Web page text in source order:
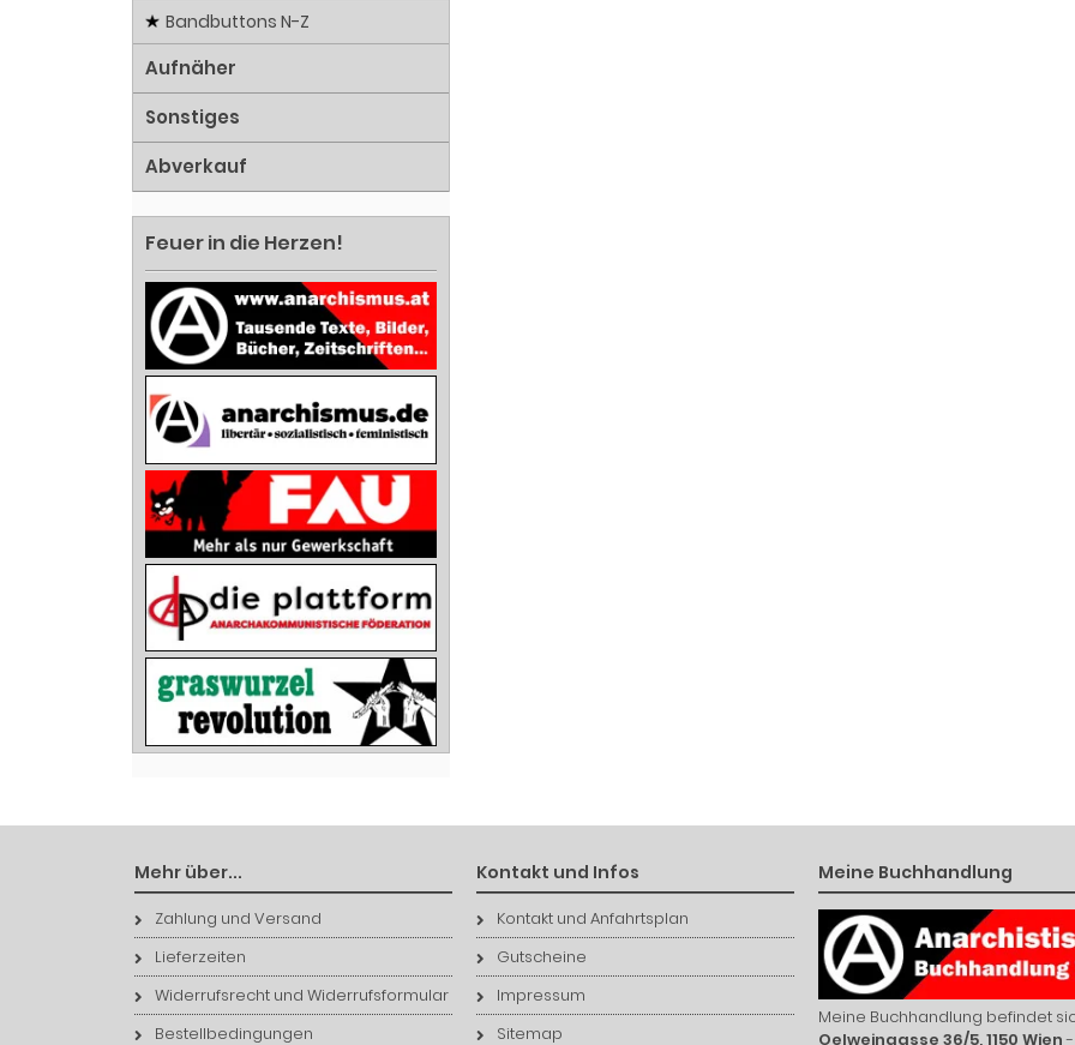
Bandbuttons N-Z
Aufnäher
Sonstiges
Abverkauf
Feuer in die Herzen!
Mehr über...
Zahlung und Versand
Lieferzeiten
Widerrufsrecht und Widerrufsformular
Bestellbedingungen
Kontakt und Infos
Kontakt und Anfahrtsplan
Gutscheine
Impressum
Sitemap
Meine Buchhandlung
Meine Buchhandlung befindet
Oelweingasse 36/5, 1150 Wien-